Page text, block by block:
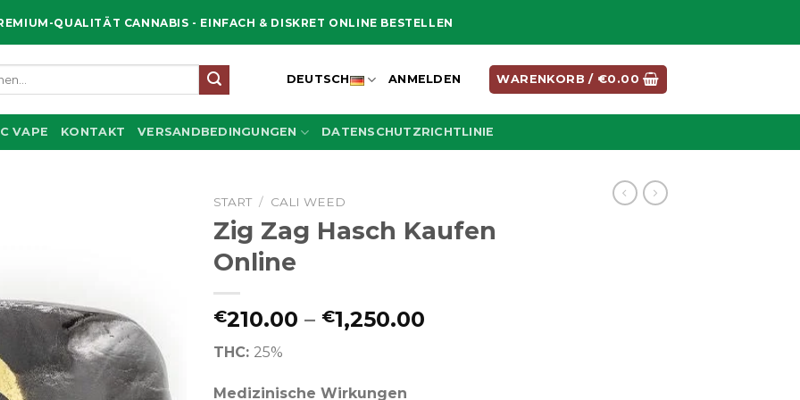
QUALITÄT CANNABIS - EINFACH & DISKRET ONLINE BESTELLEN
DEUTSCH ANMELDEN WARENKORB / €0.00
VAPE KONTAKT VERSANDBEDINGUNGEN DATENSCHUTZRICHTLINIE
START / CALI WEED
Zig Zag Hasch Kaufen
Online
€210.00 – €1,250.00
THC: 25%
Medizinische Wirkungen